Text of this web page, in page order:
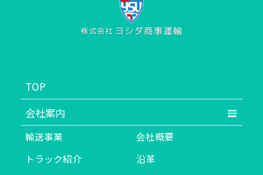
TOP
会社案内
輸送事業
会社概要
トラック紹介
沿革